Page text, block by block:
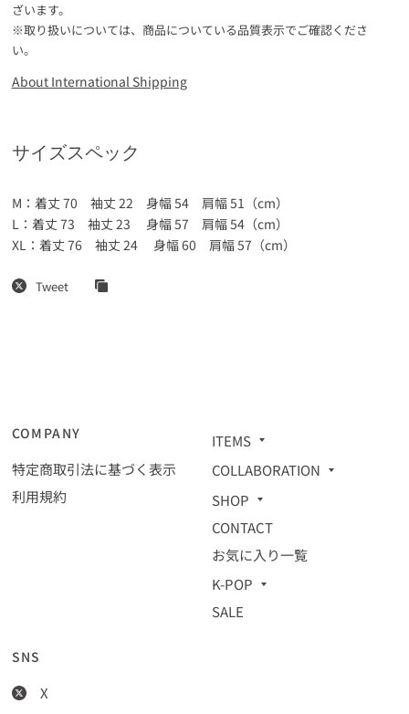
ざいます。
※取り扱いについては、商品についている品質表示でご確認くださ
い。
About International Shipping
サイズスペック
M：着丈 70 袖丈 22 身幅 54 肩幅 51（cm）
L：着丈 73 袖丈 23 身幅 57 肩幅 54（cm）
XL：着丈 76 袖丈 24 身幅 60 肩幅 57（cm）
Tweet
COMPANY
特定商取引法に基づく表示
利用規約
ITEMS
COLLABORATION
SHOP
CONTACT
お気に入り一覧
K-POP
SALE
SNS
X